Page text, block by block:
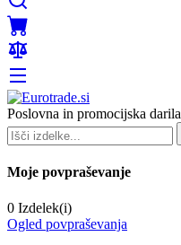
Poslovna in promocijska darila
Moje povpraševanje
0 Izdelek(i)
Ogled povpraševanja